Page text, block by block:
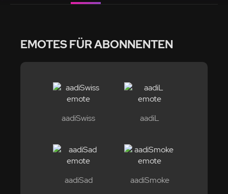
EMOTES FÜR ABONNENTEN
aadiSwiss aadiL
aadiSad aadiSmoke